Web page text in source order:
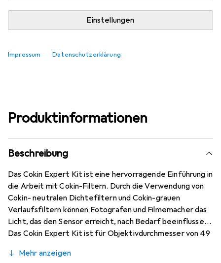
Einstellungen
Impressum Datenschutzerklärung
In den Warenkorb
Produktinformationen
Beschreibung
Das Cokin Expert Kit ist eine hervorragende Einführung in
die Arbeit mit Cokin-Filtern. Durch die Verwendung von
Cokin- neutralen Dichtefiltern und Cokin-grauen
Verlaufsfiltern können Fotografen und Filmemacher das
Licht, das den Sensor erreicht, nach Bedarf beeinflussen.
Das Cokin Expert Kit ist für Objektivdurchmesser von 49
Adapterringe in den Durchmessern von 67 mm, 72 mm, 77
Mehr anzeigen